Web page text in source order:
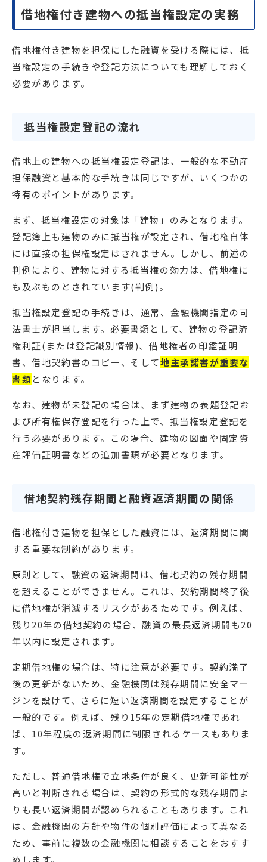
借地権付き建物への抵当権設定の実務
借地権付き建物を担保にした融資を受ける際には、抵
当権設定の手続きや登記方法についても理解しておく
必要があります。
抵当権設定登記の流れ
借地上の建物への抵当権設定登記は、一般的な不動産
担保融資と基本的な手続きは同じですが、いくつかの
特有のポイントがあります。
まず、抵当権設定の対象は「建物」のみとなります。
登記簿上も建物のみに抵当権が設定され、借地権自体
には直接の担保権設定はされません。しかし、前述の
判例により、建物に対する抵当権の効力は、借地権に
も及ぶものとされています(判例)。
抵当権設定登記の手続きは、通常、金融機関指定の司
法書士が担当します。必要書類として、建物の登記済
権利証(または登記識別情報)、借地権者の印鑑証明
書、借地契約書のコピー、そして地主承諾書が重要な
書類となります。
なお、建物が未登記の場合は、まず建物の表題登記お
よび所有権保存登記を行った上で、抵当権設定登記を
行う必要があります。この場合、建物の図面や固定資
産評価証明書などの追加書類が必要となります。
借地契約残存期間と融資返済期間の関係
借地権付き建物を担保とした融資には、返済期間に関
する重要な制約があります。
原則として、融資の返済期間は、借地契約の残存期間
を超えることができません。これは、契約期間終了後
に借地権が消滅するリスクがあるためです。例えば、
残り20年の借地契約の場合、融資の最長返済期間も20
年以内に設定されます。
定期借地権の場合は、特に注意が必要です。契約満了
後の更新がないため、金融機関は残存期間に安全マー
ジンを設けて、さらに短い返済期間を設定することが
一般的です。例えば、残り15年の定期借地権であれ
ば、10年程度の返済期間に制限されるケースもありま
す。
ただし、普通借地権で立地条件が良く、更新可能性が
高いと判断される場合は、契約の形式的な残存期間よ
りも長い返済期間が認められることもあります。これ
は、金融機関の方針や物件の個別評価によって異なる
ため、事前に複数の金融機関に相談することをおすす
めします。